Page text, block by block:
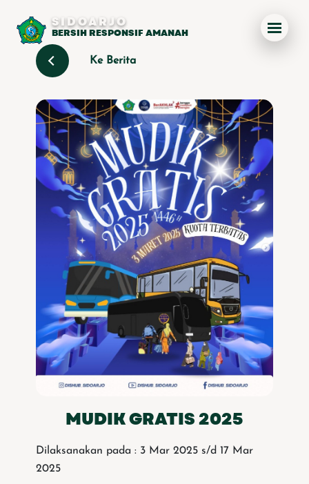
SIDOARJO
BERSIH RESPONSIF AMANAH
Ke Berita
MUDIK GRATIS 2025
Dilaksanakan pada : 3 Mar 2025 s/d 17 Mar
2025